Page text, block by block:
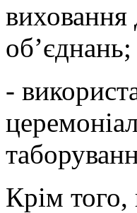
виховання
об’єднань;
-
Крім того,